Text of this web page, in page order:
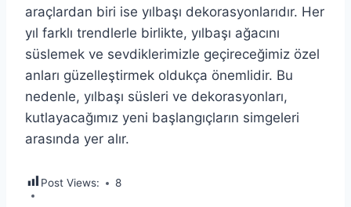
araçlardan biri ise yılbaşı dekorasyonlarıdır. Her
yıl farklı trendlerle birlikte, yılbaşı ağacını
süslemek ve sevdiklerimizle geçireceğimiz özel
anları güzelleştirmek oldukça önemlidir. Bu
nedenle, yılbaşı süsleri ve dekorasyonları,
kutlayacağımız yeni başlangıçların simgeleri
arasında yer alır.
Post Views: 8